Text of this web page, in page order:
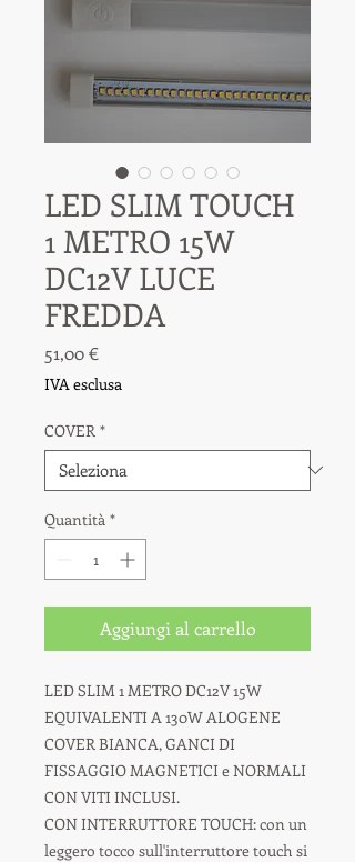
LED SLIM TOUCH
1 METRO 15W
DC12V LUCE
FREDDA
51,00 €Prezzo
IVA esclusa
COVER *
Quantità *
Aggiungi al carrello
LED SLIM 1 METRO DC12V 15W
EQUIVALENTI A 130W ALOGENE
COVER BIANCA, GANCI DI
FISSAGGIO MAGNETICI e NORMALI
CON VITI INCLUSI.
CON INTERRUTTORE TOUCH: con un
leggero tocco sull'interruttore touch si